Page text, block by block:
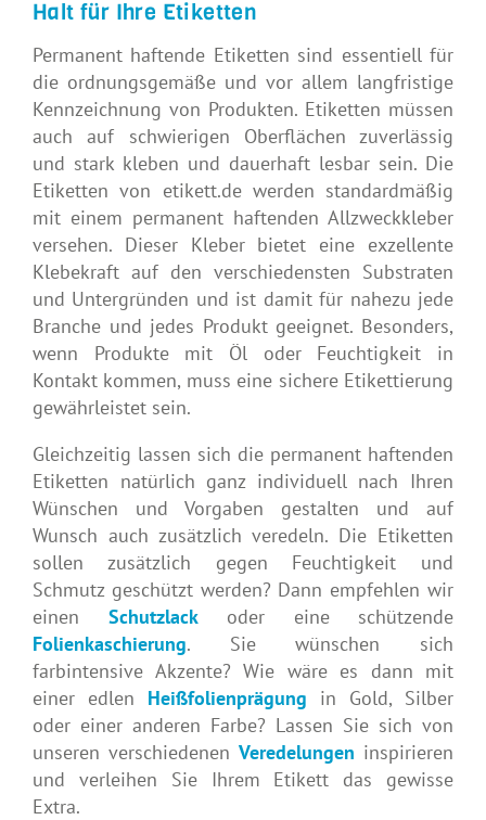
Halt für Ihre Etiketten
Permanent haftende Etiketten sind essentiell für
die ordnungsgemäße und vor allem langfristige
Kennzeichnung von Produkten. Etiketten müssen
auch auf schwierigen Oberflächen zuverlässig
und stark kleben und dauerhaft lesbar sein. Die
Etiketten von etikett.de werden standardmäßig
mit einem permanent haftenden Allzweckkleber
versehen. Dieser Kleber bietet eine exzellente
Klebekraft auf den verschiedensten Substraten
und Untergründen und ist damit für nahezu jede
Branche und jedes Produkt geeignet. Besonders,
wenn Produkte mit Öl oder Feuchtigkeit in
Kontakt kommen, muss eine sichere Etikettierung
gewährleistet sein.
Gleichzeitig lassen sich die permanent haftenden
Etiketten natürlich ganz individuell nach Ihren
Wünschen und Vorgaben gestalten und auf
Wunsch auch zusätzlich veredeln. Die Etiketten
sollen zusätzlich gegen Feuchtigkeit und
Schmutz geschützt werden? Dann empfehlen wir
einen Schutzlackoder eine schützende
Folienkaschierung. Sie wünschen sich
farbintensive Akzente? Wie wäre es dann mit
einer edlen Heißfolienprägung in Gold, Silber
oder einer anderen Farbe? Lassen Sie sich von
unseren verschiedenen Veredelungen inspirieren
und verleihen Sie Ihrem Etikett das gewisse
Extra.